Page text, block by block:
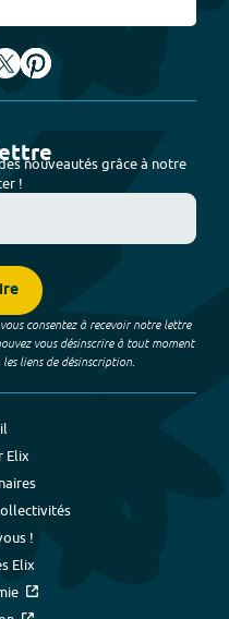
nouveautés grâce à notre
!
consentez à recevoir notre lettre
vous désinscrire à tout moment
liens de désinscription.
Elix
!
Elix